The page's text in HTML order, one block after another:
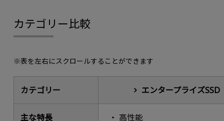
カテゴリー比較
※表を左右にスクロールすることができます
カテゴリー エンタープライズSSD
主な特長
高性能